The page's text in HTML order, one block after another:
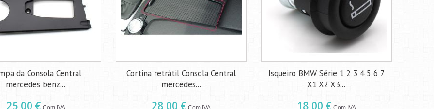
da Consola Central
mercedes benz...
25,00 € Com IVA
Cortina retrátil Consola Central
mercedes...
28,00 € Com IVA
Isqueiro BMW Série 1 2 3 4 5 6 7
X1 X2 X3...
18,00 € Com IVA